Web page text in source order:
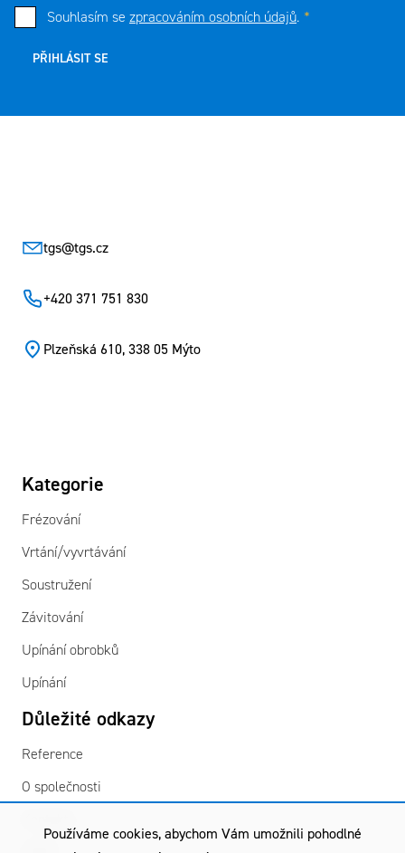
Používáme cookies, abychom Vám umožnili pohodlné
Souhlasím se zpracováním osobních údajů.
PŘIHLÁSIT SE
tgs@tgs.cz
+420 371 751 830
Plzeňská 610, 338 05 Mýto
Kategorie
Frézování
Vrtání/vyvrtávání
Soustružení
Závitování
Upínání obrobků
Upínání
Důležité odkazy
Reference
O společnosti